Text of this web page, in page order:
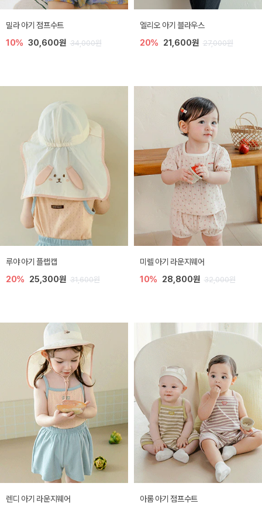
밀라 아기 점프수트
10% 30,600원 34,000원
엘리오 아기 블라우스
20% 21,600원 27,000원
루야 아기 플랩캡
20% 25,300원 31,600원
미렐 아기 라운지웨어
10% 28,800원 32,000원
렌디 아기 라운지웨어 아롬 아기 점프수트